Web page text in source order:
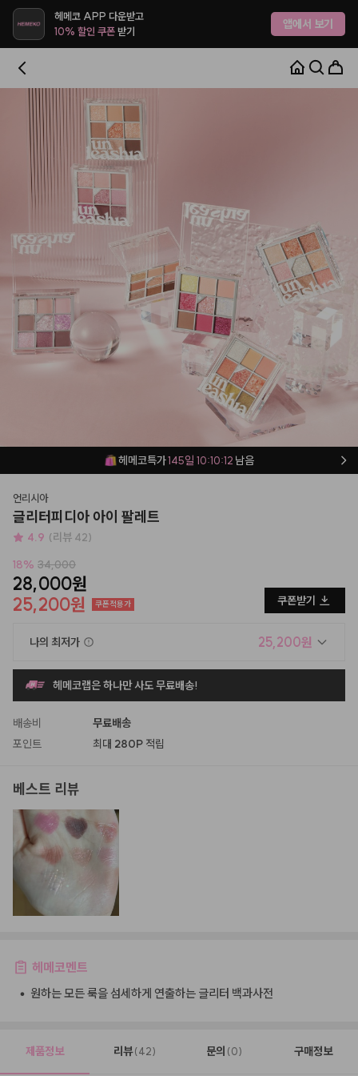
헤메코 APP 다운받고
10% 할인 쿠폰받기 앱에서 보기
헤메코특가145일 10:10:11 남음
언리시아
글리터피디아 아이 팔레트
4.9 (리뷰 42)
18% 34,000
28,000원
25,200원
쿠폰적용가 쿠폰받기
나의 최저가 25,200원
헤메코랩은 하나만 사도 무료배송!
배송비
무료배송
포인트
최대 280P 적립
베스트 리뷰
헤메코멘트
• 원하는 모든 룩을 섬세하게 연출하는 글리터 백과사전
제품정보 리뷰 (42) 문의 (0) 구매정보